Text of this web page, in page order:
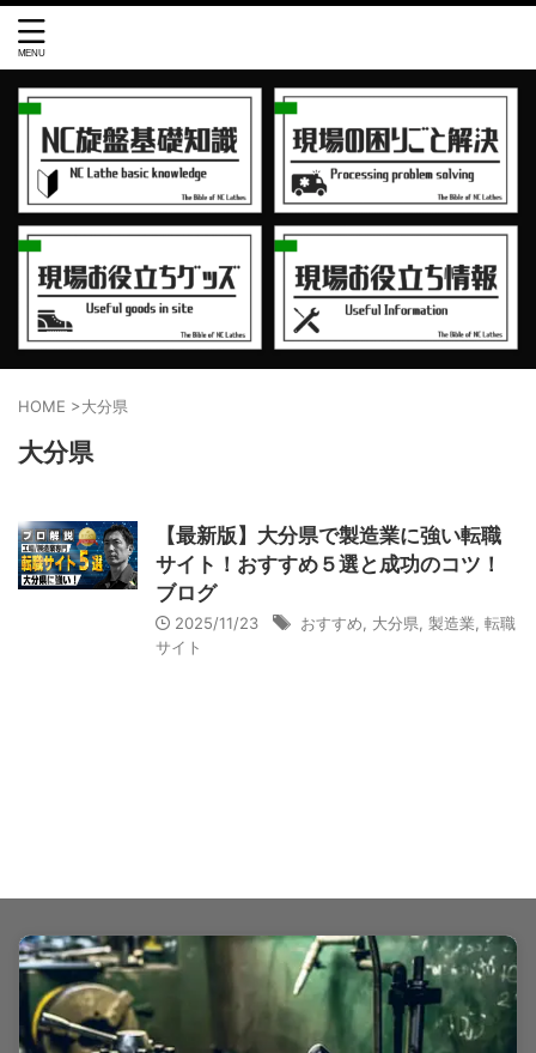
HOME >大分県
大分県
【最新版】大分県で製造業に強い転職
サイト！おすすめ５選と成功のコツ！
ブログ
2025/11/23 おすすめ, 大分県, 製造業, 転職
サイト